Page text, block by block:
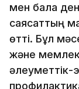
мен бала
саясаттың
өтті. Бұл
және